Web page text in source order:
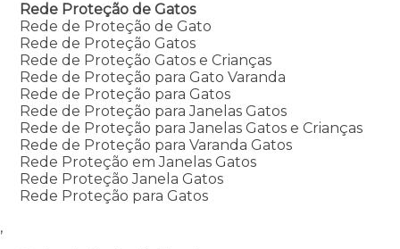
Rede Proteção de Gatos
Rede de Proteção de Gato
Rede de Proteção Gatos
Rede de Proteção Gatos e Crianças
Rede de Proteção para Gato Varanda
Rede de Proteção para Gatos
Rede de Proteção para Janelas Gatos
Rede de Proteção para Janelas Gatos e Crianças
Rede de Proteção para Varanda Gatos
Rede Proteção em Janelas Gatos
Rede Proteção Janela Gatos
Rede Proteção para Gatos
,